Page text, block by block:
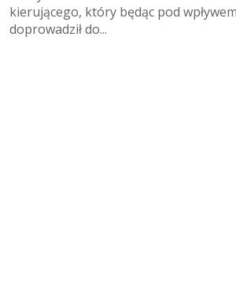
kierującego, który będąc pod
doprowadził do...